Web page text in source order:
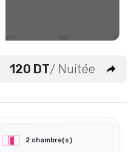
120 DT/ Nuitée
2 chambre(s)